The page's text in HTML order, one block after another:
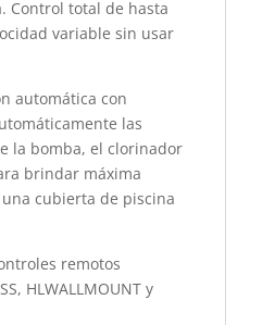
Control total de hasta
variable sin usar
automática con
las
la bomba, el clorinador
brindar máxima
cubierta de piscina
remotos
HLWALLMOUNT y